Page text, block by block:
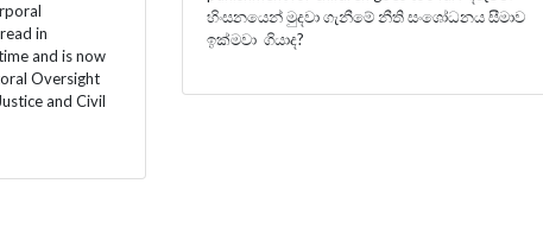
in
and is now
Oversight
and Civil
හිංසනයෙන් මුදවා ගැනීමේ නීති සංශෝධනය සීමාව
ඉක්මවා ගියාද?